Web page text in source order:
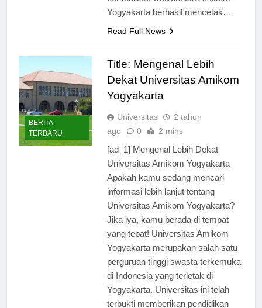
berkualitas, Universitas Amikom
BERITA
TERBARU
Title: Mengenal Lebih
Dekat Universitas Amikom
Yogyakarta
Universitas
2 tahun
[ad_1] Mengenal Lebih Dekat
Universitas Amikom Yogyakarta
Apakah kamu sedang mencari
informasi lebih lanjut tentang
Universitas Amikom Yogyakarta?
Jika iya, kamu berada di tempat
yang tepat! Universitas Amikom
Yogyakarta merupakan salah satu
perguruan tinggi swasta terkemuka
di Indonesia yang terletak di
Yogyakarta. Universitas ini telah